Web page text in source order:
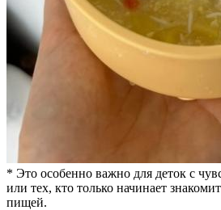
* Это особенно важно для деток с
или тех, кто только начинает
пищей.